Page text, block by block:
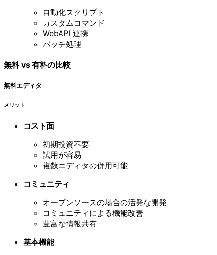
自動化スクリプト
カスタムコマンド
WebAPI 連携
バッチ処理
無料 vs 有料の比較
無料エディタ
メリット
コスト面
初期投資不要
試用が容易
複数エディタの併用可能
コミュニティ
オープンソースの場合の活発な開発
コミュニティによる機能改善
豊富な情報共有
基本機能